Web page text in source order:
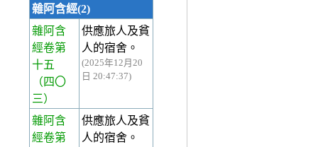
雜阿含經(2)
雜阿含
經卷第
十五
（四〇
三）
供應旅人及貧
人的宿舍。
(2025年12月20
日 20:47:37)
雜阿含
經卷第
供應旅人及貧
人的宿舍。